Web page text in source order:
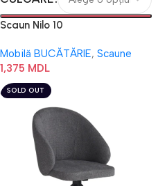
Scaun Nilo 10
Mobilă BUCĂTĂRIE, Scaune
1,375 MDL
SOLD OUT